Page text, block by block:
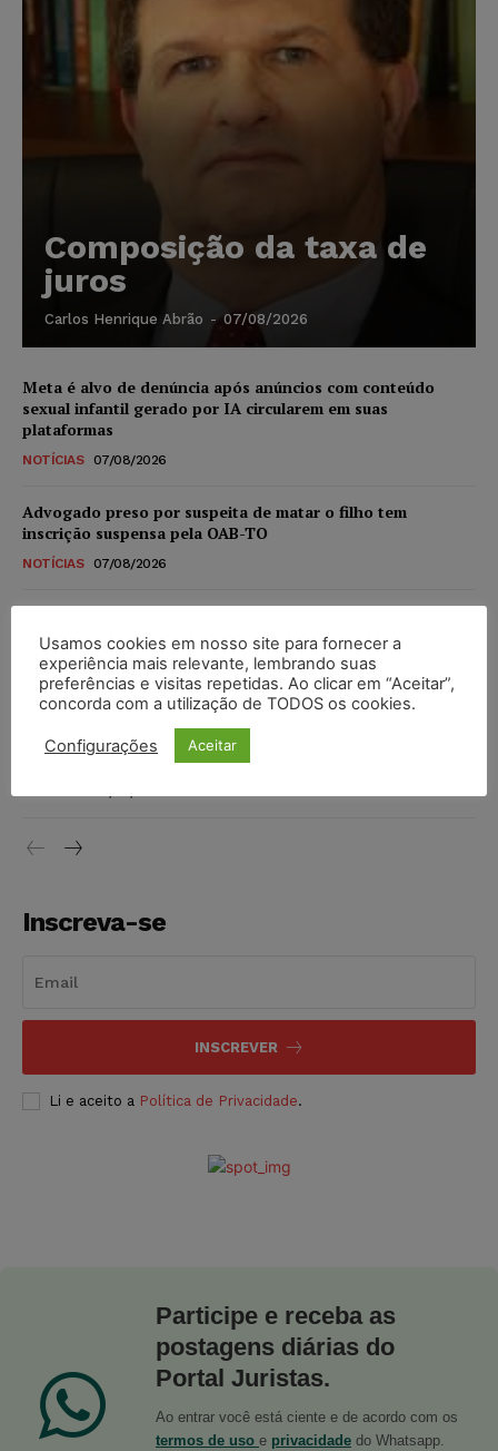
Composição da taxa de
juros
Carlos Henrique Abrão - 07/08/2026
Meta é alvo de denúncia após anúncios com conteúdo
sexual infantil gerado por IA circularem em suas
plataformas
NOTÍCIAS 07/08/2026
Advogado preso por suspeita de matar o filho tem
inscrição suspensa pela OAB-TO
NOTÍCIAS 07/08/2026
novos para pessoas com deficiência e autistas de todos os
níveis
DIREITO TRIBUTÁRIO 07/08/2026
Justiça do Trabalho mantém justa causa de empregado que
vendia canetas emagrecedoras no local de trabalho
Inscreva-se
INSCREVER
Li e aceito a Política de Privacidade.
Participe e receba as
postagens diárias do
Portal Juristas.
Ao entrar você está ciente e de acordo com os
termos de uso e privacidade do Whatsapp.
Usamos cookies em nosso site para fornecer a
experiência mais relevante, lembrando suas
preferências e visitas repetidas. Ao clicar em “Aceitar”,
concorda com a utilização de TODOS os cookies.
Configurações Aceitar